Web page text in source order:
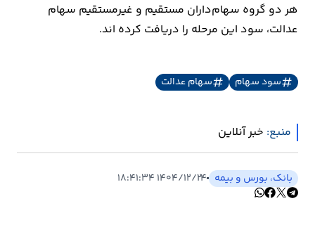
خودرو
نوتیف
هر دو گروه سهام‌داران مستقیم و غیرمستقیم سهام
عدالت، سود این مرحله را دریافت کرده اند.
سود سهام سهام عدالت
منبع: خبر آنلاین
بانک، بورس و بیمه ۱۴۰۴/۱۲/۲۴ ۱۸:۴۱:۳۴